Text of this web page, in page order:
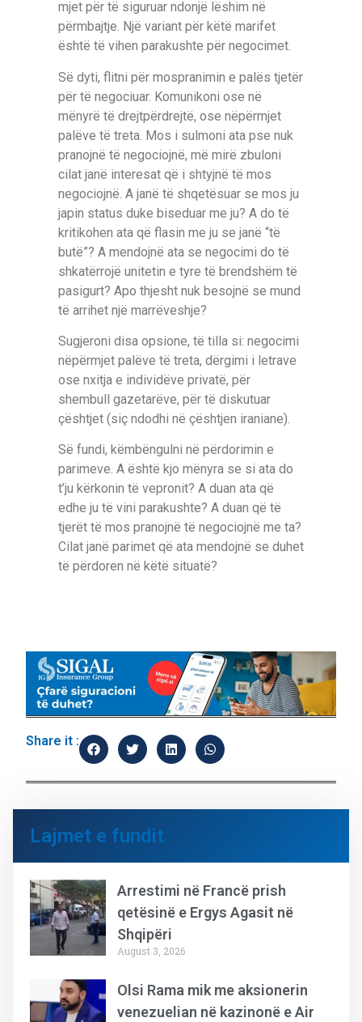
mjet për të siguruar ndonjë lëshim në
përmbajtje. Një variant për këtë marifet
është të vihen parakushte për negocimet.
Së dyti, flitni për mospranimin e palës tjetër
për të negociuar. Komunikoni ose në
mënyrë të drejtpërdrejtë, ose nëpërmjet
palëve të treta. Mos i sulmoni ata pse nuk
pranojnë të negociojnë, më mirë zbuloni
cilat janë interesat që i shtyjnë të mos
negociojnë. A janë të shqetësuar se mos ju
japin status duke biseduar me ju? A do të
kritikohen ata që flasin me ju se janë “të
butë”? A mendojnë ata se negocimi do të
shkatërrojë unitetin e tyre të brendshëm të
pasigurt? Apo thjesht nuk besojnë se mund
të arrihet një marrëveshje?
Sugjeroni disa opsione, të tilla si: negocimi
nëpërmjet palëve të treta, dërgimi i letrave
ose nxitja e individëve privatë, për
shembull gazetarëve, për të diskutuar
çështjet (siç ndodhi në çështjen iraniane).
Së fundi, këmbëngulni në përdorimin e
parimeve. A është kjo mënyra se si ata do
t’ju kërkonin të vepronit? A duan ata që
edhe ju të vini parakushte? A duan që të
tjerët të mos pranojnë të negociojnë me ta?
Cilat janë parimet që ata mendojnë se duhet
të përdoren në këtë situatë?
Share it :
Lajmet e fundit
Arrestimi në Francë prish
qetësinë e Ergys Agasit në
Shqipëri
August 3, 2026
Olsi Rama mik me aksionerin
venezuelian në kazinonë e Air